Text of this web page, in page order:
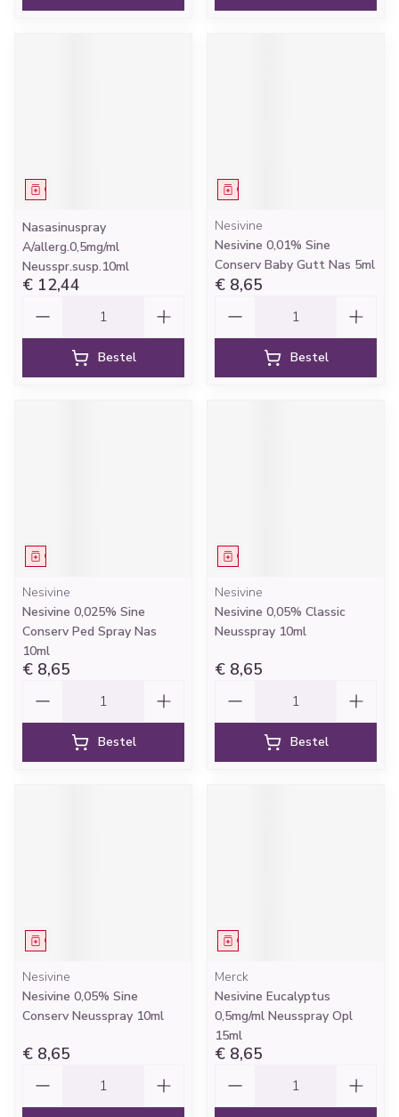
Geneesmiddel
Nasasinuspray
A/allerg.0,5mg/ml
Neusspr.susp.10ml
€ 12,44
Bestel
Geneesmiddel
Nesivine
Nesivine 0,01% Sine
Conserv Baby Gutt Nas 5ml
€ 8,65
Bestel
Geneesmiddel
Nesivine
Nesivine 0,025% Sine
Conserv Ped Spray Nas
10ml
€ 8,65
Bestel
Geneesmiddel
Nesivine
Nesivine 0,05% Classic
Neusspray 10ml
€ 8,65
Bestel
Geneesmiddel
Nesivine
Nesivine 0,05% Sine
Conserv Neusspray 10ml
€ 8,65
Geneesmiddel
Merck
Nesivine Eucalyptus
0,5mg/ml Neusspray Opl
15ml
€ 8,65